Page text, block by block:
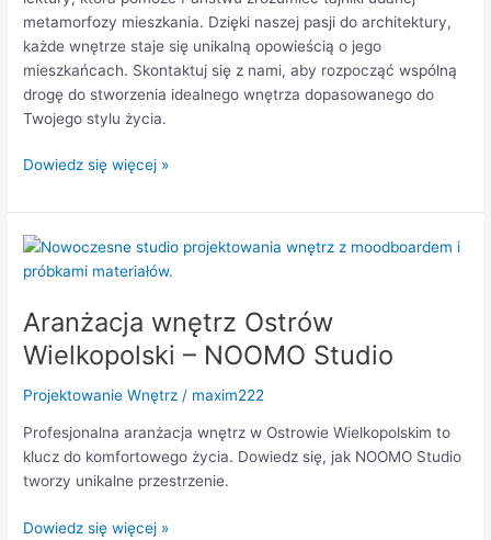
metamorfozy mieszkania. Dzięki naszej pasji do architektury,
każde wnętrze staje się unikalną opowieścią o jego
mieszkańcach. Skontaktuj się z nami, aby rozpocząć wspólną
drogę do stworzenia idealnego wnętrza dopasowanego do
Twojego stylu życia.
Dowiedz się więcej »
Aranżacja wnętrz Ostrów
Wielkopolski – NOOMO Studio
Projektowanie Wnętrz / maxim222
Profesjonalna aranżacja wnętrz w Ostrowie Wielkopolskim to
klucz do komfortowego życia. Dowiedz się, jak NOOMO Studio
tworzy unikalne przestrzenie.
Aranżacja
wnętrz
Wielkopolski
–
NOOMO
Studio
Dowiedz się więcej »